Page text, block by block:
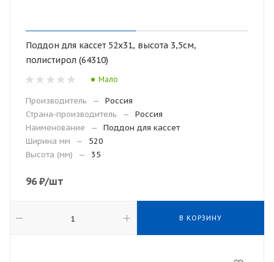
Поддон для кассет 52х31, высота 3,5см,
полистирол (64310)
Мало
Производитель —
Россия
Страна-производитель
—
Россия
Наименование
—
Поддон для кассет
Ширина мм
—
520
Высота (мм)
— 35
96₽/шт
В КОРЗИНУ